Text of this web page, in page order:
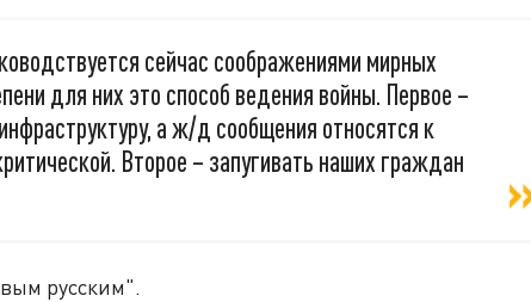
сейчас соображениями мирных
для них это способ ведения войны. Первое –
а ж/д сообщения относятся к
Второе – запугивать наших граждан
русским".